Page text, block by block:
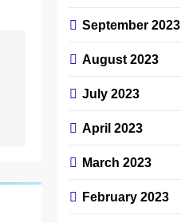
September 2023
August 2023
July 2023
April 2023
March 2023
February 2023